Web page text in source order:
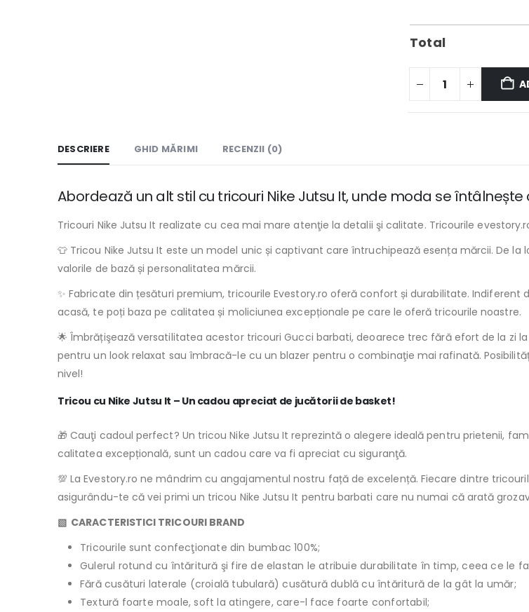
Total
DESCRIERE GHID MĂRIMI RECENZII (0)
Abordează un alt stil cu tricouri Nike Jutsu It, unde moda se
Tricouri Nike Jutsu It realizate cu cea mai mare atenţie la detalii şi calitate. Tricourile
👕 Tricou Nike Jutsu It este un model unic și captivant care întruchipează esența mărcii. De
valorile de bază și personalitatea mărcii.
✨ Fabricate din țesături premium, tricourile Evestory.ro oferă confort și durabilitate. Indiferent
acasă, te poți baza pe calitatea și moliciunea excepționale pe care le oferă tricourile noastre.
🌟 Îmbrățişează versatilitatea acestor tricouri Gucci barbati, deoarece trec fără efort de la zi
pentru un look relaxat sau îmbracă-le cu un blazer pentru o combinaţie mai rafinată.
nivel!
Tricou cu Nike Jutsu It – Un cadou apreciat de jucătorii de basket!
🎁 Cauţi cadoul perfect? Un tricou Nike Jutsu It reprezintă o alegere ideală pentru prietenii,
calitatea excepțională, sunt un cadou care va fi apreciat cu siguranţă.
💯 La Evestory.ro ne mândrim cu angajamentul nostru față de excelență. Fiecare dintre
asigurându-te că vei primi un tricou Nike Jutsu It pentru barbati care nu numai că arată
▧ CARACTERISTICI TRICOURI BRAND
Tricourile sunt confecţionate din bumbac 100%;
Gulerul rotund cu întăritură şi fire de elastan le atribuie durabilitate în timp, ceea ce le
Fără cusături laterale (croială tubulară) cusătură dublă cu întăritură de la gât la umăr;
Textură foarte moale, soft la atingere, care-l face foarte confortabil;